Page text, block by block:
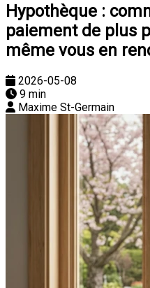
Hypothèque :
paiement de plus
même vous en
2026-05-08
9 min
Maxime St-Germain